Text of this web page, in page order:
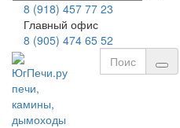
8 (918) 457 77 23
Главный офис
8 (905) 474 65 52
ЮгПечи.ру
печи,
камины,
дымоходы